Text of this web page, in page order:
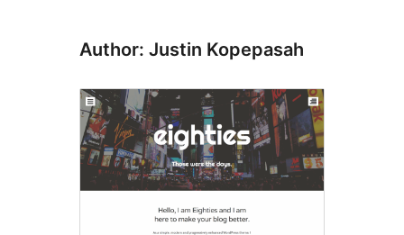
Author: Justin Kopepasah